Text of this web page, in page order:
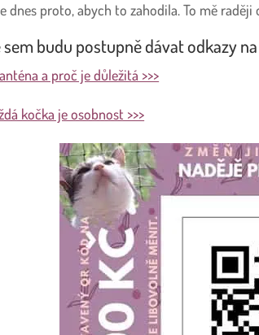
dnes proto, abych to zahodila. To mě
sem budu postupně dávat odkazy
a proč je důležitá >>>
kočka je osobnost >>>